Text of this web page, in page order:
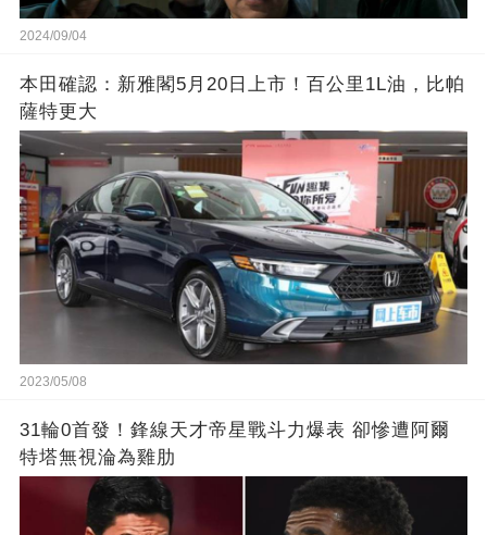
2024/09/04
本田確認：新雅閣5月20日上市！百公里1L油，比帕
薩特更大
2023/05/08
31輪0首發！鋒線天才帝星戰斗力爆表 卻慘遭阿爾
特塔無視淪為雞肋